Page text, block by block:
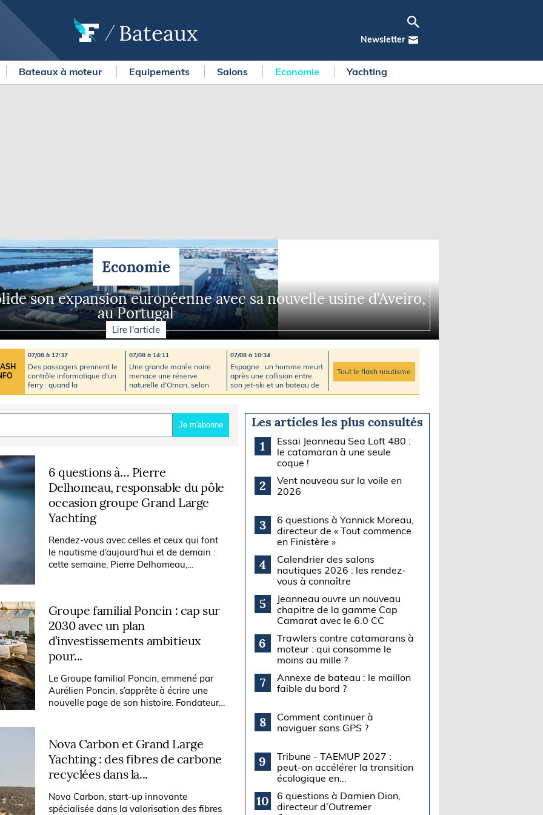
Bateaux Newsletter
Café l'Or
Cup
en mer
La newsletter
METEO CONSULT Marine
FLASH INFO
Bateaux à moteur Equipements Salons Economie Yachting
Economie
son expansion européenne avec sa nouvelle usine d’Aveiro,
au Portugal
Lire l'article
07/08 à 17:37
Des passagers prennent le
contrôle informatique d'un
ferry : quand la
cybersécurité devient un
07/08 à 14:11
Une grande marée noire
menace une réserve
naturelle d'Oman, selon
des ONG
07/08 à 10:34
Espagne : un homme meurt
après une collision entre
son jet-ski et un bateau de
plaisance
Tout le flash nautisme
Les articles les plus consultés
1
Essai Jeanneau Sea Loft 480 :
le catamaran à une seule
coque !
2
Vent nouveau sur la voile en
2026
3
6 questions à Yannick Moreau,
directeur de « Tout commence
en Finistère »
4
Calendrier des salons
nautiques 2026 : les rendez-
vous à connaître
5
Jeanneau ouvre un nouveau
chapitre de la gamme Cap
Camarat avec le 6.0 CC
6
Trawlers contre catamarans à
moteur : qui consomme le
moins au mille ?
7
Annexe de bateau : le maillon
faible du bord ?
8
Comment continuer à
naviguer sans GPS ?
9
Tribune - TAEMUP 2027 :
peut-on accélérer la transition
écologique en...
10
6 questions à Damien Dion,
directeur d’Outremer
Je m'abonne
6 questions à… Pierre
Delhomeau, responsable du pôle
occasion groupe Grand Large
Yachting
Rendez-vous avec celles et ceux qui font
le nautisme d’aujourd’hui et de demain :
cette semaine, Pierre Delhomeau,
Groupe familial Poncin : cap sur
2030 avec un plan
d’investissements ambitieux
pour...
Le Groupe familial Poncin, emmené par
Aurélien Poncin, s’apprête à écrire une
nouvelle page de son histoire. Fondateur
Nova Carbon et Grand Large
Yachting : des fibres de carbone
recyclées dans la...
Nova Carbon, start-up innovante
spécialisée dans la valorisation des fibres